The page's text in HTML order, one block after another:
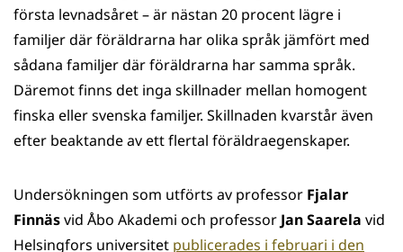
första levnadsåret – är nästan 20 procent lägre i
familjer där föräldrarna har olika språk jämfört med
sådana familjer där föräldrarna har samma språk.
Däremot finns det inga skillnader mellan homogent
finska eller svenska familjer. Skillnaden kvarstår även
efter beaktande av ett flertal föräldraegenskaper.
Undersökningen som utförts av professor Fjalar
Finnäsvid Åbo Akademi och professor Jan Saarela vid
Helsingfors universitet publicerades i februari i den